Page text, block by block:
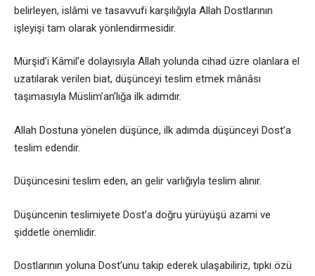
belirleyen, islâmi ve tasavvufi karşılığıyla Allah Dostlarının
işleyişi tam olarak yönlendirmesidir.
Mürşid’i Kâmil’e dolayısıyla Allah yolunda cihad üzre olanlara el
uzatılarak verilen biat, düşünceyi teslim etmek mânâsı
taşımasıyla Müslim’an’lığa ilk adımdır.
Allah Dostuna yönelen düşünce, ilk adımda düşünceyi Dost’a
teslim edendir.
Düşüncesini teslim eden, an gelir varlığıyla teslim alınır.
Düşüncenin teslimiyete Dost’a doğru yürüyüşü azami ve
şiddetle önemlidir.
Dostlarının yoluna Dost’unu takip ederek ulaşabiliriz, tıpkı özü